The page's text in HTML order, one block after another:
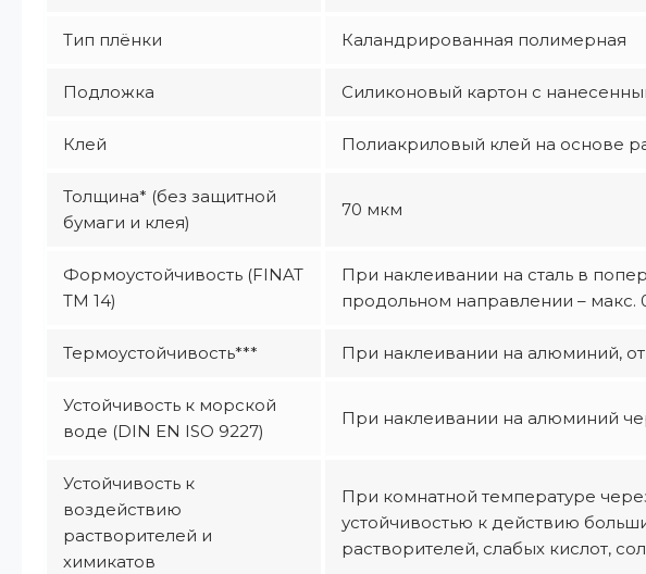
Тип плёнки Каландрированная полимерная
Подложка Силиконовый картон с
Клей Полиакриловый клей на основе
Толщина* (без защитной
бумаги и клея)
70 мкм
Формоустойчивость (FINAT
TM 14)
При наклеивании на сталь в
продольном направлении – макс.
Термоустойчивость*** При наклеивании на алюминий, от
Устойчивость к морской
воде (DIN EN ISO 9227)
При наклеивании на алюминий
Устойчивость к
воздействию
растворителей и
химикатов
При комнатной температуре
устойчивостью к действию
растворителей, слабых кислот,